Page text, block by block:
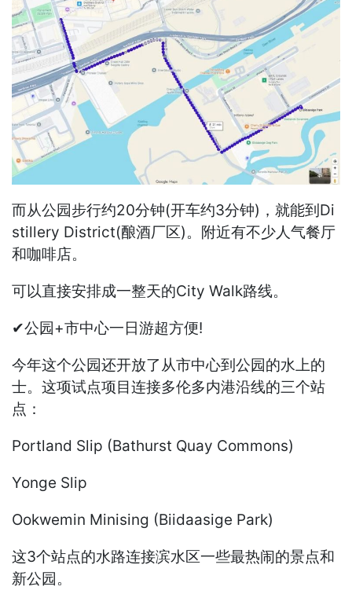
而从公园步行约20分钟(开车约3分钟)，就能到Di
stillery District(酿酒厂区)。附近有不少人气餐厅
和咖啡店。
可以直接安排成一整天的City Walk路线。
✔公园+市中心一日游超方便!
今年这个公园还开放了从市中心到公园的水上的
士。这项试点项目连接多伦多内港沿线的三个站
点：
Portland Slip (Bathurst Quay Commons)
Yonge Slip
Ookwemin Minising (Biidaasige Park)
这3个站点的水路连接滨水区一些最热闹的景点和
新公园。